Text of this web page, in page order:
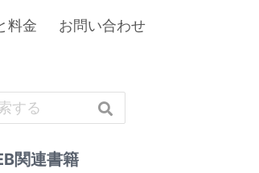
料金 お問い合わせ
関連書籍